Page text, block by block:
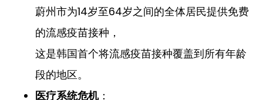
蔚州市为14岁至64岁之间的全体居民提供免费
的流感疫苗接种，
这是韩国首个将流感疫苗接种覆盖到所有年龄
段的地区。
医疗系统危机：